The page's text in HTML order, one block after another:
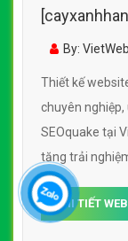
phòng Hà
By:
Thiết kế
chuyên nghiệp,
SEOquake tại
tăng trải
CHI TIẾT